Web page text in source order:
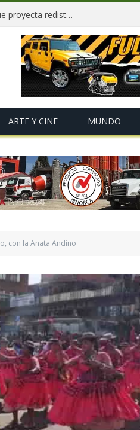
Paz y gobernadores firman acuerdo del 50/50 que proyecta redistribuir recursos y tributos desde 2027
ARTE Y CINE MUNDO
con la Anata Andino